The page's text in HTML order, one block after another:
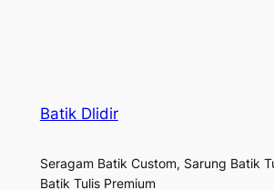
Batik Dlidir
Seragam Batik Custom, Sarung Batik
Batik Tulis Premium